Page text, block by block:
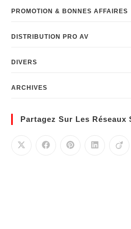
PROMOTION & BONNES AFFAIRES
DISTRIBUTION PRO AV
DIVERS
ARCHIVES
Partagez Sur Les Réseaux